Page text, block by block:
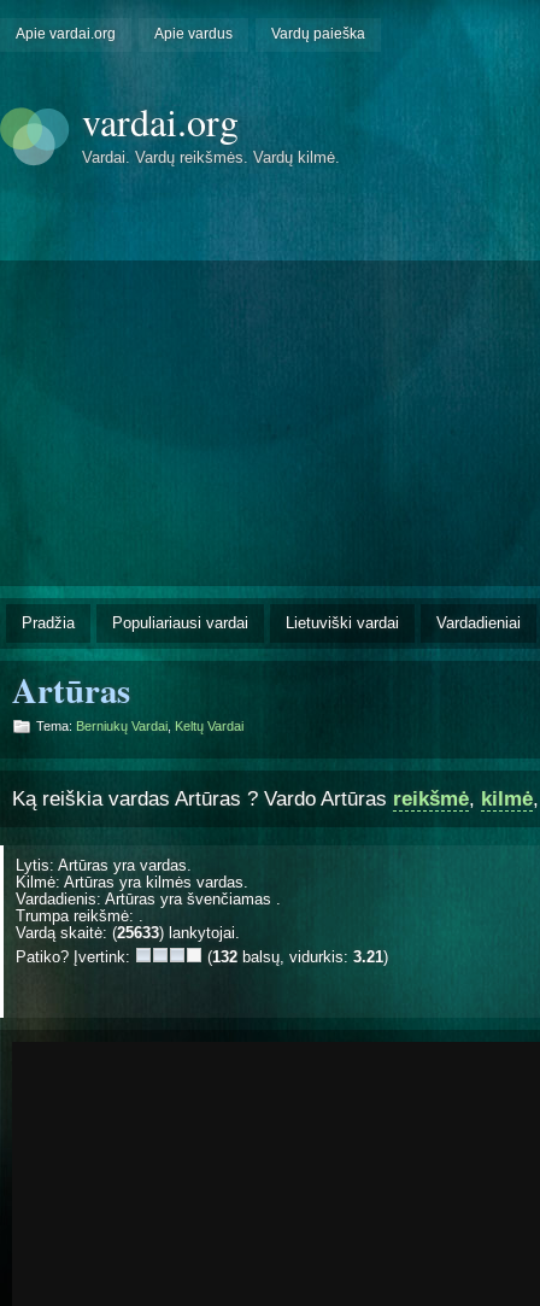
Apie vardai.org Apie vardus Vardų paieška
vardai.org
Vardai. Vardų reikšmės. Vardų kilmė.
Pradžia Populiariausi vardai Lietuviški vardai Vardadieniai
Artūras
Tema: Berniukų Vardai Keltų Vardai
Ką reiškia vardas Artūras ? Vardo Artūras reikšmė, kilmė
Lytis: Artūras yra vardas.
Kilmė: Artūras yra kilmės vardas.
Vardadienis: Artūras yra švenčiamas
Trumpa reikšmė: .
Vardą skaitė: (25633) lankytojai.
Patiko? Įvertink:
(132 balsų, vidurkis: 3.21)